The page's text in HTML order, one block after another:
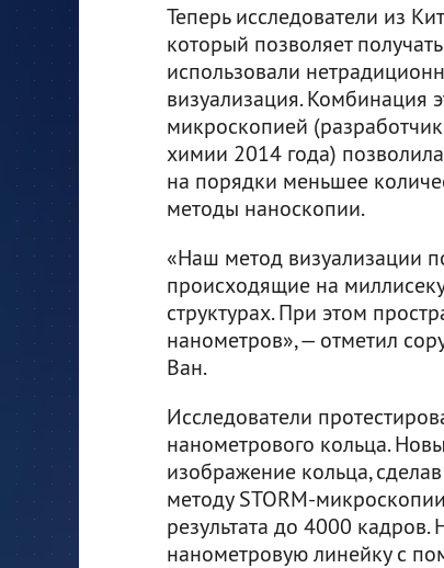
Теперь исследователи из
который позволяет
использовали
визуализация. Комбинация
микроскопией
химии 2014 года)
на порядки меньшее
методы наноскопии.
«Наш метод визуализации
происходящие на
структурах. При этом
нанометров», — отметил
Ван.
Исследователи
нанометрового кольца.
изображение кольца,
методу STORM-
результата до 4000
нанометровую линейку с